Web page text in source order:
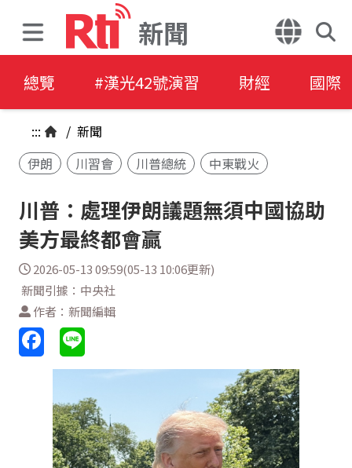
新聞
總覽 #漢光42號演習 財經 國際
::: / 新聞
伊朗
川習會 川普總統 中東戰火
川普：處理伊朗議題無須中國協助
美方最終都會贏
2026-05-13 09:59(05-13 10:06更新)
新聞引據：中央社
作者：新聞編輯